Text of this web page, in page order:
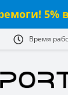
5%
Время